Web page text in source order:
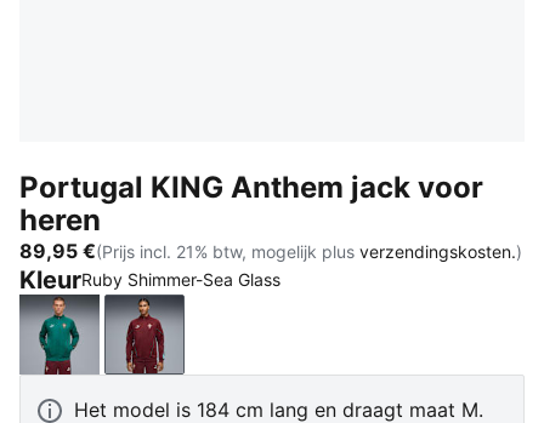
Portugal KING Anthem jack voor
heren
89,95 €(Prijs incl. 21% btw, mogelijk plus verzendingskosten.)
KleurRuby Shimmer-Sea Glass
Green Lagoon-Ruby Shimmer
Ruby Shimmer-Sea Glass
Het model is 184 cm lang en draagt maat M.